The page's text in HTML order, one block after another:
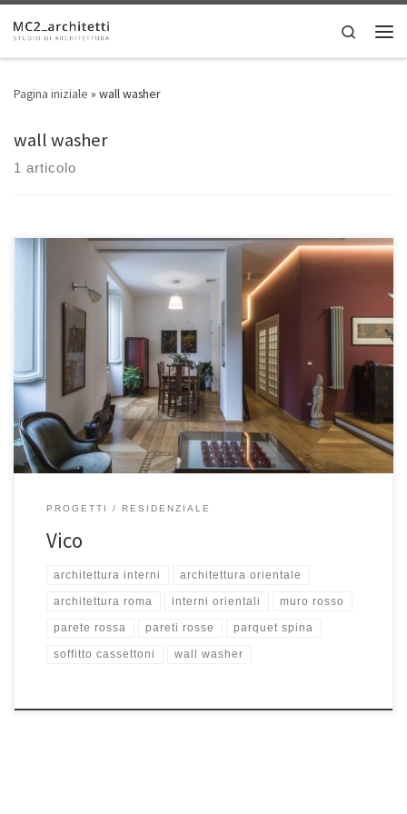
Skip to content
Search
Pagina iniziale » wall washer
wall washer
1 articolo
• Luogo: Roma, Italia • Dimensioni: 120 mq Proprietario di questa
signorile abitazione del centro storico è un celebre cantante rock
cinese da poco trasferitosi a Roma. Il desiderio suo e della sua
famiglia era quello di abitare in una casa di impronta classica romana
ma con richiami alla tradizione […]
PROGETTI RESIDENZIALE
Vico
architettura interni architettura orientale
architettura roma interni orientali muro rosso
parete rossa pareti rosse parquet spina
soffitto cassettoni wall washer